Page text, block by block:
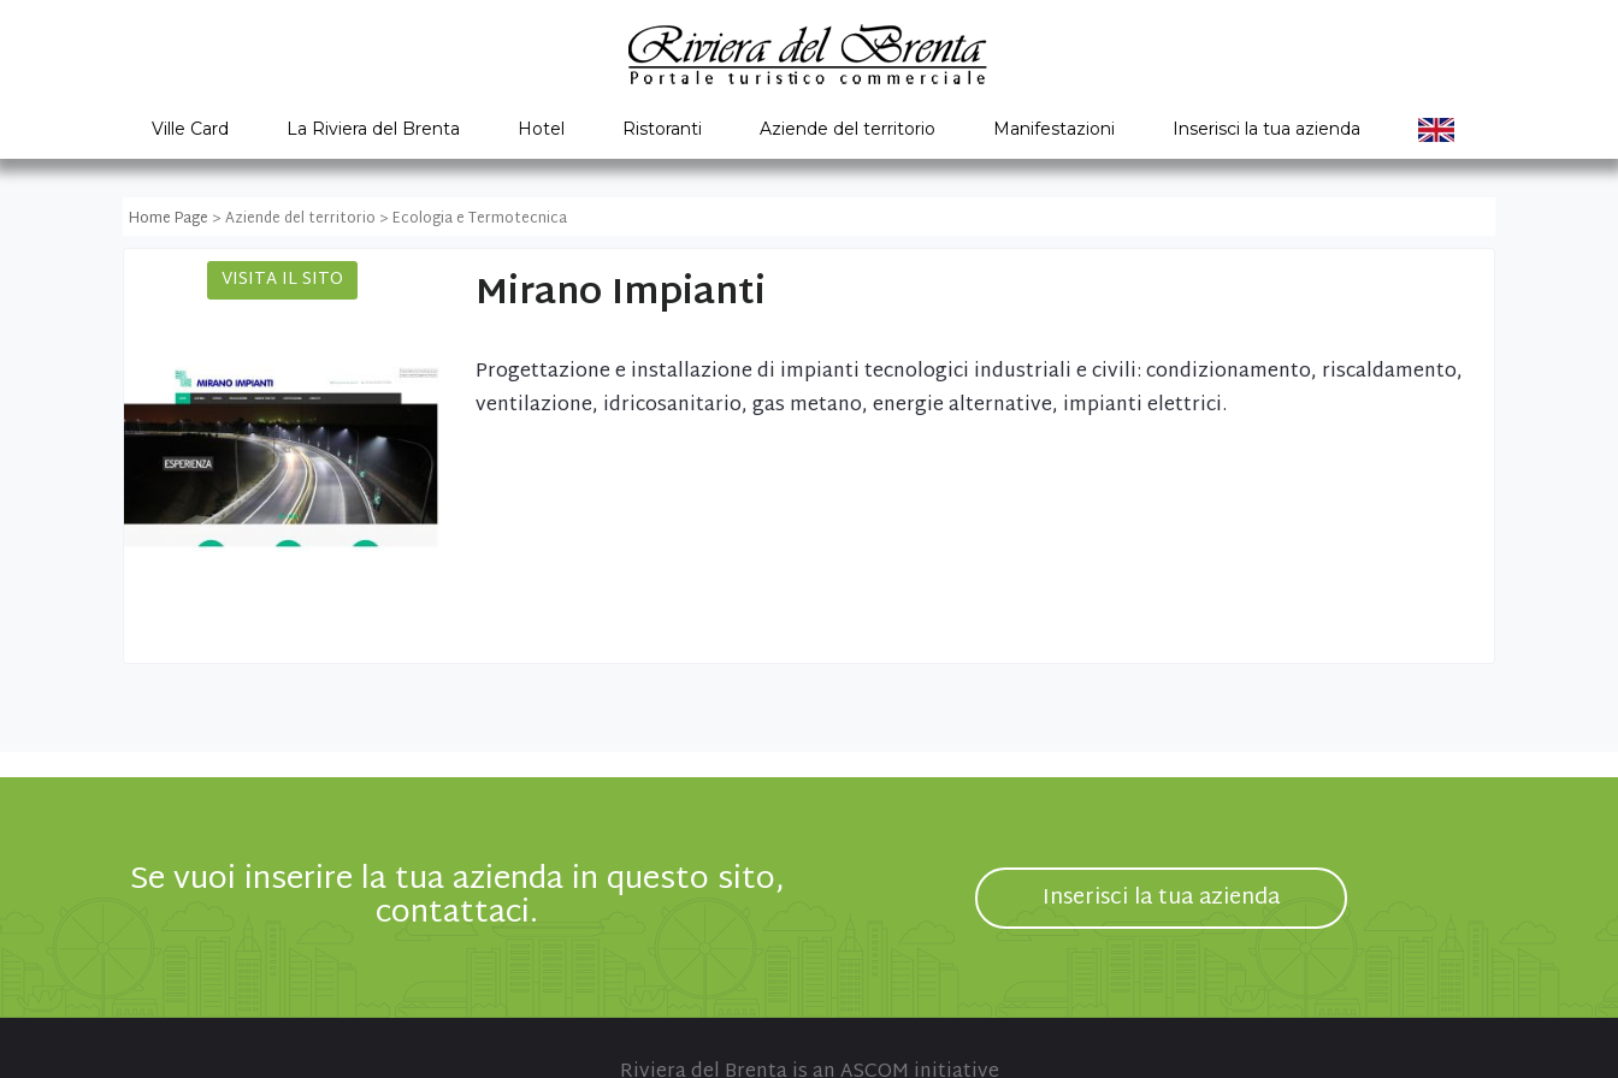
Ville Card La Riviera del Brenta Hotel Ristoranti Aziende del territorio Manifestazioni Inserisci la tua azienda
Home Page > Aziende del territorio > Ecologia e Termotecnica
VISITA IL SITO Mirano Impianti
Progettazione e installazione di impianti tecnologici industriali e civili: condizionamento, riscaldamento,
ventilazione, idricosanitario, gas metano, energie alternative, impianti elettrici.
Se vuoi inserire la tua azienda in questo sito,
contattaci. Inserisci la tua azienda